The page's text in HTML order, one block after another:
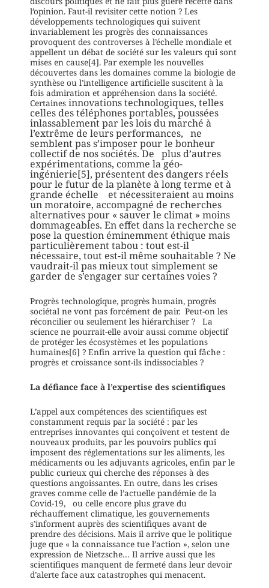
l’opinion. Faut-il revisiter cette notion ? Les
développements technologiques qui suivent
invariablement les progrès des connaissances
provoquent des controverses à l’échelle mondiale et
appellent un débat de société sur les valeurs qui sont
mises en cause[4]. Par exemple les nouvelles
découvertes dans les domaines comme la biologie de
synthèse ou l’intelligence artificielle suscitent à la
fois admiration et appréhension dans la société.
Certaines innovations technologiques, telles
celles des téléphones portables, poussées
inlassablement par les lois du marché à
l’extrême de leurs performances, ne
semblent pas s’imposer pour le bonheur
collectif de nos sociétés. De plus d’autres
expérimentations, comme la géo-
ingénierie[5], présentent des dangers réels
pour le futur de la planète à long terme et à
grande échelle et nécessiteraient au moins
un moratoire, accompagné de recherches
alternatives pour « sauver le climat » moins
dommageables. En effet dans la recherche se
pose la question éminemment éthique mais
particulièrement tabou : tout est-il
nécessaire, tout est-il même souhaitable ? Ne
vaudrait-il pas mieux tout simplement se
garder de s’engager sur certaines voies ?
Progrès technologique, progrès humain, progrès
sociétal ne vont pas forcément de pair. Peut-on les
réconcilier ou seulement les hiérarchiser ? La
science ne pourrait-elle avoir aussi comme objectif
de protéger les écosystèmes et les populations
humaines[6] ? Enfin arrive la question qui fâche :
progrès et croissance sont-ils indissociables ?
La défiance face à l’expertise des scientifiques
L’appel aux compétences des scientifiques est
constamment requis par la société : par les
entreprises innovantes qui conçoivent et testent de
nouveaux produits, par les pouvoirs publics qui
imposent des réglementations sur les aliments, les
médicaments ou les adjuvants agricoles, enfin par le
public curieux qui cherche des réponses à des
questions angoissantes. En outre, dans les crises
graves comme celle de l’actuelle pandémie de la
Covid-19, ou celle encore plus grave du
réchauffement climatique, les gouvernements
s’informent auprès des scientifiques avant de
prendre des décisions. Mais il arrive que le politique
juge que « la connaissance tue l’action », selon une
expression de Nietzsche… Il arrive aussi que les
scientifiques manquent de fermeté dans leur devoir
d’alerte face aux catastrophes qui menacent.